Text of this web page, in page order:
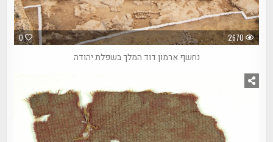
0 2670
נחשף ארמון דוד המלך בשפלת יהודה